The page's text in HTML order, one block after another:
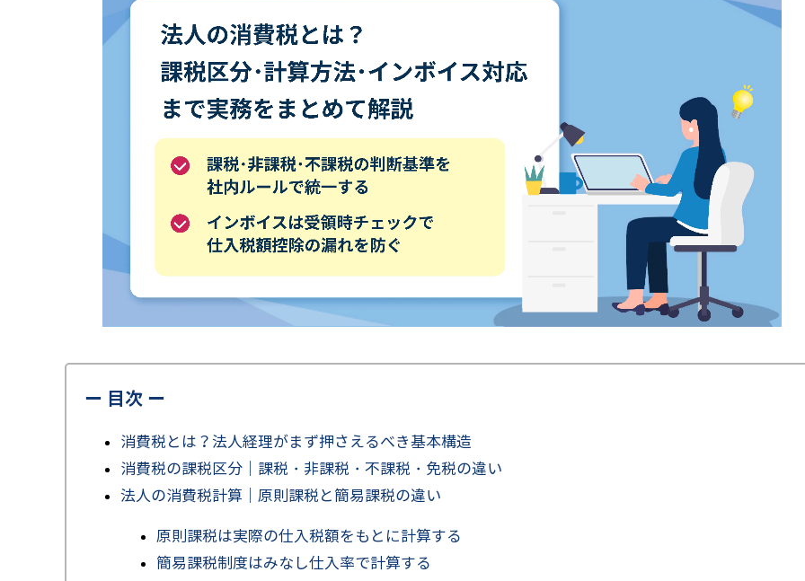
ー 目次 ー
消費税とは？法人経理がまず押さえるべき基本構造
消費税の課税区分｜課税・非課税・不課税・免税の違い
法人の消費税計算｜原則課税と簡易課税の違い
原則課税は実際の仕入税額をもとに計算する
簡易課税制度はみなし仕入率で計算する